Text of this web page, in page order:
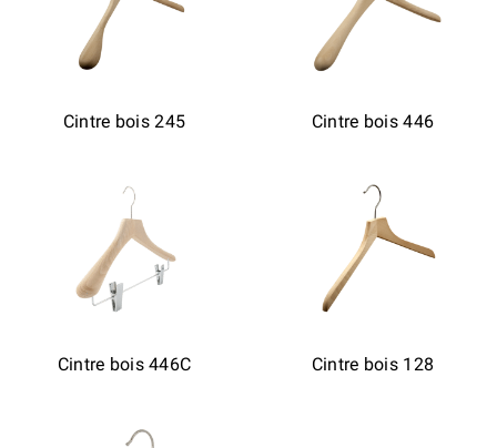
Cintre bois 245 Cintre bois 446
Cintre bois 446C Cintre bois 128